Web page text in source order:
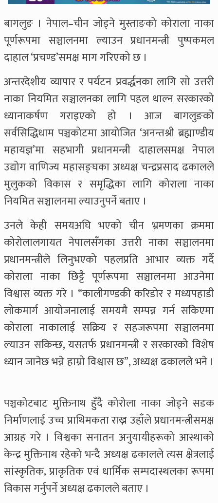
बागलुङ । नेपाल–चीन जोड्ने मुस्ताङको कोराला नाका
पूर्णरूपमा सञ्चालनमा ल्याउन प्रधानमन्त्री पुष्पकमल
दाहाल ‘प्रचण्ड’समक्ष माग गरिएको छ ।
अन्तरदेशीय व्यापार र पर्यटन प्रवर्द्धनका लागि सो उत्तरी
नाका नियमित सञ्चालनका लागि पहल थाल्न सरकारको
ध्यानाकर्षण गराइएको हो । आज बागलुङको
सर्वसिद्धिधाम पञ्चकोटमा आयोजित ‘अनन्तश्री ब्रह्माण्डीय
महायज्ञ’मा सहभागी प्रधानमन्त्री दाहालसमक्ष नेपाल
उद्योग वाणिज्य महासङ्घका अध्यक्ष चन्द्रप्रसाद ढकालले
मुलुकको विकास र समृद्धिका लागि कोराला नाका
नियमित सञ्चालनमा ल्याउनुपर्ने बताए ।
उनले केही समयअघि भएको चीन भ्रमणका क्रममा
कोरोलालगायत नेपालसँगका उत्तरी नाका सञ्चालनमा
प्रधानमन्त्रीले लिनुभएको पहलप्रति आभार व्यक्त गर्दै
कोराला नाका छिट्टै पूर्णरूपमा सञ्चालनमा आउनेमा
विश्वास व्यक्त गरे । “कालीगण्डकी करिडोर र मध्यपहाडी
लोकमार्ग आयोजनालाई समयमै सम्पन्न गर्न सकिएमा
कोराला नाकालाई सक्रिय र सहजरूपमा सञ्चालनमा
ल्याउन सकिन्छ, यसतर्फ प्रधानमन्त्री र सरकारको विशेष
ध्यान जानेछ भन्ने हाम्रो विश्वास छ”, अध्यक्ष ढकालले भने ।
पञ्चकोटबाट मुक्तिनाथ हुँदै कोरोला नाका जोड्ने सडक
निर्माणलाई उच्च प्राथिमकता राख्न उहाँले प्रधानमन्त्रीसमक्ष
आग्रह गरे । विश्वका सनातन अनुयायीहरूको आस्थाको
केन्द्र मुक्तिनाथ रहेको भन्दै अध्यक्ष ढकालले त्यस क्षेत्रलाई
सांस्कृतिक, प्राकृतिक एवं धार्मिक सम्पदास्थलका रूपमा
विकास गर्नुपर्ने अध्यक्ष ढकालले बताए ।